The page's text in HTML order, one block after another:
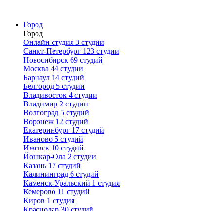
Город
Город
Онлайн студия 3 студии
Санкт-Петербург 123 студии
Новосибирск 69 студий
Москва 44 студии
Барнаул 14 студий
Белгород 5 студий
Владивосток 4 студии
Владимир 2 студии
Волгоград 5 студий
Воронеж 12 студий
Екатеринбург 17 студий
Иваново 5 студий
Ижевск 10 студий
Йошкар-Ола 2 студии
Казань 17 студий
Калининград 6 студий
Каменск-Уральский 1 студия
Кемерово 11 студий
Киров 1 студия
Краснодар 30 студий